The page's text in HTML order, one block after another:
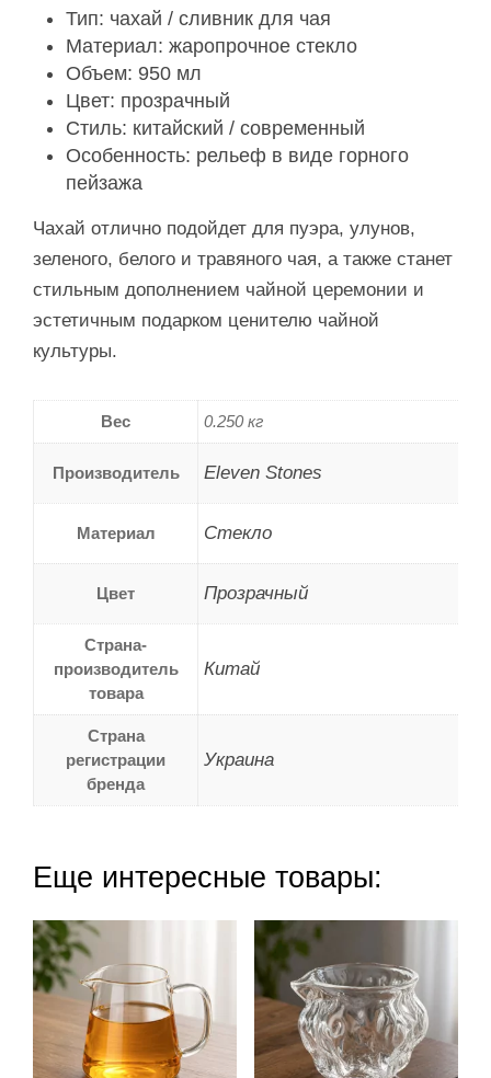
Тип: чахай / сливник для чая
Материал: жаропрочное стекло
Объем: 950 мл
Цвет: прозрачный
Стиль: китайский / современный
Особенность: рельеф в виде горного
пейзажа
Чахай отлично подойдет для пуэра, улунов,
зеленого, белого и травяного чая, а также станет
стильным дополнением чайной церемонии и
эстетичным подарком ценителю чайной
культуры.
Вес 0.250 кг
Производитель Eleven Stones
Материал Стекло
Цвет Прозрачный
Страна-
производитель
товара
Китай
Страна
регистрации
бренда
Украина
Еще интересные товары: